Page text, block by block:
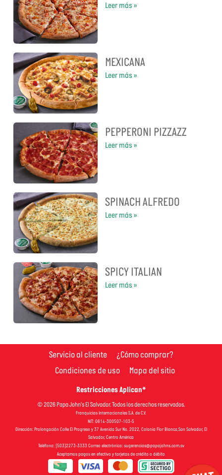
Leer más »
MEXICANA
Leer más »
PEPPERONI PIZZAZZ
Leer más »
SPINACH ALFREDO
Leer más »
SPICY ITALIAN
Leer más »
Servicio al cliente
¿Cómo comprar?
Condiciones de uso
Mapa del sitio
Restricciones Aplican*
© 2026 Papa John's El Salvador. Todos los derechos reservados.
Franquicias Internacionales S.A. de C.V.
NIT: 0614-300507-103-5
Dirección: Prolongación Calle El Progreso y 37 Avenida Sur No. 2022, Colonia Flor Blanca,San Salvador, El
Salvador, Centro América
Teléfono: (503)2273-3333 Correo electrónico:sugerencias@papajohns.com.sv
Aceptamos pagos en efectivo y tarjetas de crédito o débito